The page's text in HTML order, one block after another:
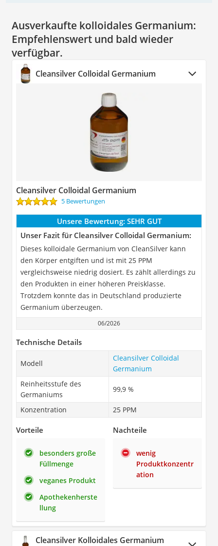
Ausverkaufte kolloidales Germanium:
Empfehlenswert und bald wieder
verfügbar.
Cleansilver Colloidal Germanium
Cleansilver Colloidal Germanium
5 Bewertungen
Unsere Bewertung: SEHR GUT
Unser Fazit für Cleansilver Colloidal Germanium:
Dieses kolloidale Germanium von CleanSilver kann
den Körper entgiften und ist mit 25 PPM
vergleichsweise niedrig dosiert. Es zählt allerdings zu
den Produkten in einer höheren Preisklasse.
Trotzdem konnte das in Deutschland produzierte
Germanium überzeugen.
06/2026
Technische Details
Modell
Cleansilver Colloidal
Germanium
Reinheitsstufe des
Germaniums
99,9 %
Konzentration 25 PPM
Vorteile
besonders große
Füllmenge
veganes Produkt
Apothekenherste
llung
Nachteile
wenig
Produktkonzentr
ation
Cleansilver Kolloidales Germanium